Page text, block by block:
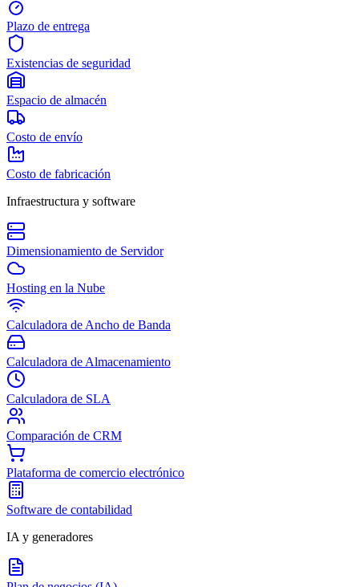
Plazo de entrega
Existencias de seguridad
Espacio de almacén
Costo de envío
Costo de fabricación
Infraestructura y software
Dimensionamiento de Servidor
Hosting en la Nube
Calculadora de Ancho de Banda
Calculadora de Almacenamiento
Calculadora de SLA
Comparación de CRM
Plataforma de comercio electrónico
Software de contabilidad
IA y generadores